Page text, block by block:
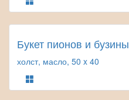
Букет пионов и бузины
холст, масло, 50 x 40